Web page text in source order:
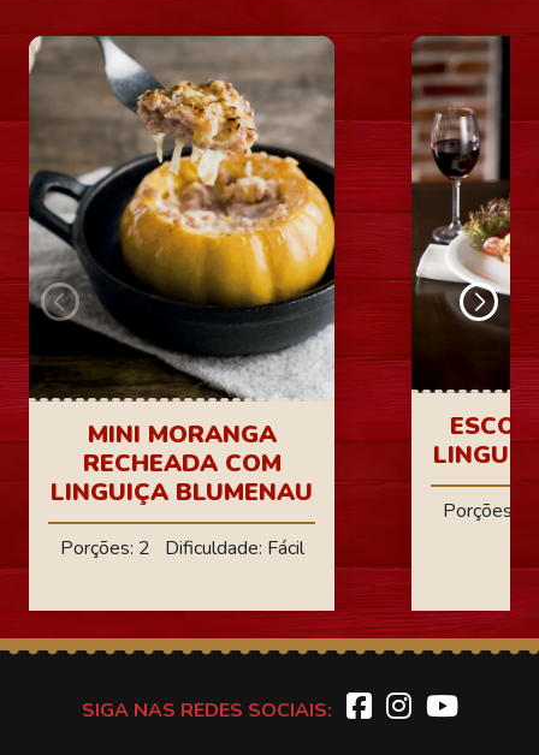
MINI MORANGA
RECHEADA COM
LINGUIÇA BLUMENAU
Porções: 2 Dificuldade: Fácil
Porções:
SIGA NAS REDES SOCIAIS: